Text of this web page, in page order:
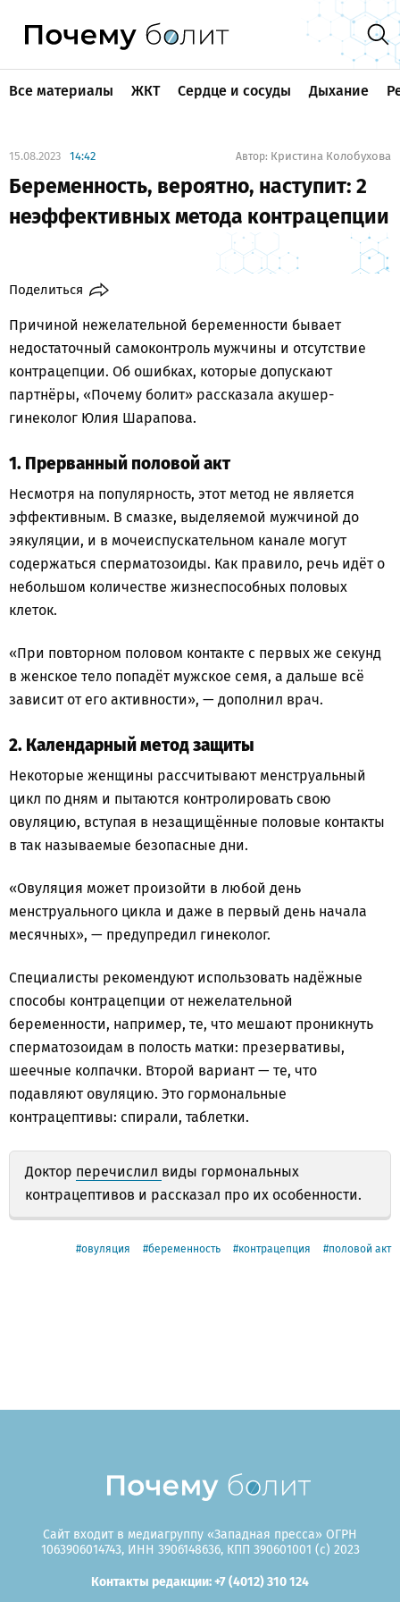
Все материалы ЖКТ Сердце и сосуды Дыхание
15.08.2023 14:42 Автор: Кристина Колобухова
Беременность, вероятно, наступит: 2
неэффективных метода контрацепции
Поделиться
Причиной нежелательной беременности бывает
недостаточный самоконтроль мужчины и отсутствие
контрацепции. Об ошибках, которые допускают
партнёры, «Почему болит» рассказала акушер-
гинеколог Юлия Шарапова.
1. Прерванный половой акт
Несмотря на популярность, этот метод не является
эффективным. В смазке, выделяемой мужчиной до
эякуляции, и в мочеиспускательном канале могут
содержаться сперматозоиды. Как правило, речь идёт о
небольшом количестве жизнеспособных половых
клеток.
«При повторном половом контакте с первых же секунд
в женское тело попадёт мужское семя, а дальше всё
зависит от его активности», — дополнил врач.
2. Календарный метод защиты
Некоторые женщины рассчитывают менструальный
цикл по дням и пытаются контролировать свою
овуляцию, вступая в незащищённые половые контакты
в так называемые безопасные дни.
«Овуляция может произойти в любой день
менструального цикла и даже в первый день начала
месячных», — предупредил гинеколог.
Специалисты рекомендуют использовать надёжные
способы контрацепции от нежелательной
беременности, например, те, что мешают проникнуть
сперматозоидам в полость матки: презервативы,
шеечные колпачки. Второй вариант — те, что
подавляют овуляцию. Это гормональные
контрацептивы: спирали, таблетки.
Доктор перечислил виды гормональных
контрацептивов и рассказал про их особенности.
овуляция беременность контрацепция половой акт
Сайт входит в медиагруппу «Западная пресса» ОГРН
1063906014743, ИНН 3906148636, КПП 390601001 (c) 2023
Контакты редакции: +7 (4012) 310 124